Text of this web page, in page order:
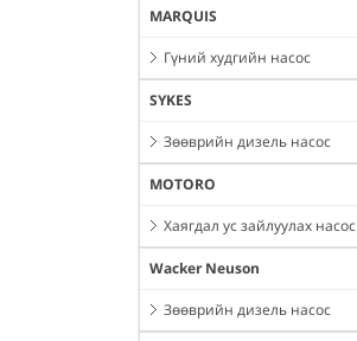
MARQUIS
Гүний худгийн насос
SYKES
Зөөврийн дизель насос
MOTORO
Хаягдал ус зайлуулах насос
Wacker Neuson
Зөөврийн дизель насос